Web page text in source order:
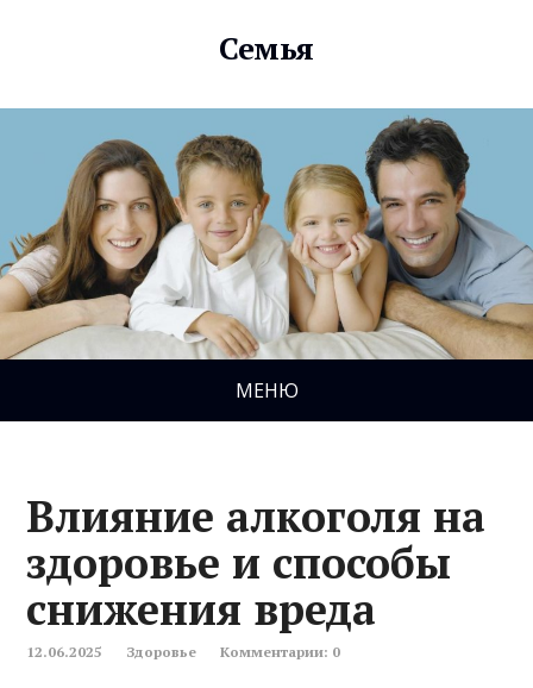
Семья
МЕНЮ
Влияние алкоголя на
здоровье и способы
снижения вреда
12.06.2025 Здоровье Комментарии: 0